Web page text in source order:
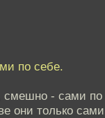
по себе.
смешно - сами
они только